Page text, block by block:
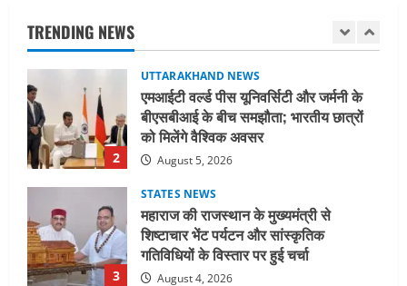
TRENDING NEWS
STATES NEWS
महाराज की राजस्थान के मुख्यमंत्री से
शिष्टाचार भेंट पर्यटन और सांस्कृतिक
गतिविधियों के विस्तार पर हुई चर्चा
UTTARAKHAND NEWS
नोमुरा रिपोर्ट: जंग के कारण भारत को हर वर्ष
₹14.15 लाख करोड़ का नुकसान, जो देश की
जीडीपी का 4.3% के बराबर